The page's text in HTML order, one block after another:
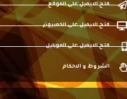
فتح الايميل على الموقع
فتح الايميل على الكمبيوتر
فتح الايميل على الموبايل
الشروط و الاحكام